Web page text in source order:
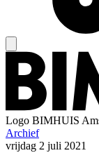
Logo BIMHUIS
Archief
vrijdag 2 juli 2021